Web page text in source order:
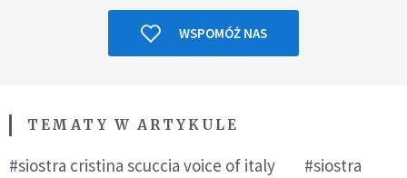
WSPOMÓŻ NAS
TEMATY W ARTYKULE
#siostra cristina scuccia voice of italy
#siostra